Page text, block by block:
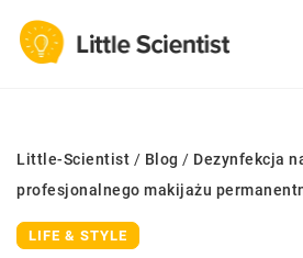
Little-Scientist / Blog / Dezynfekcja
profesjonalnego makijażu
LIFE & STYLE